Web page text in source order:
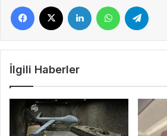
Facebook LinkedIn WhatsApp
İlgili Haberler